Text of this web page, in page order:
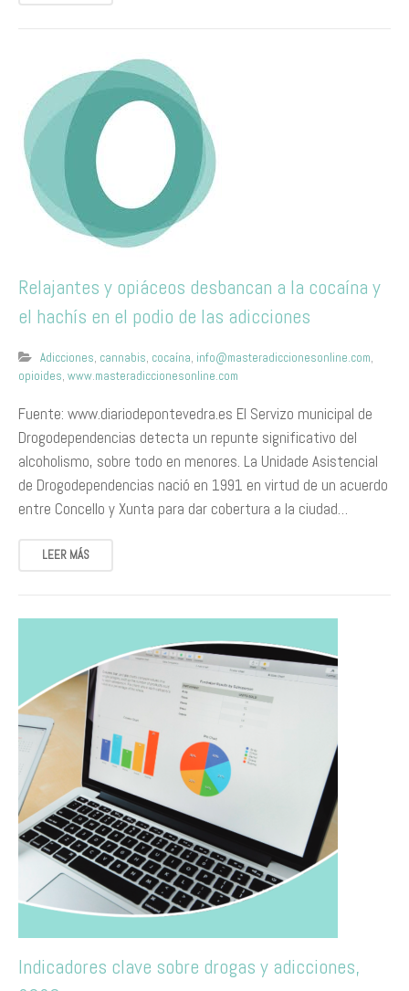
Relajantes y opiáceos desbancan a la cocaína y
el hachís en el podio de las adicciones
Adicciones, cannabis, cocaína, info@masteradiccionesonline.com,
opioides, www.masteradiccionesonline.com
Fuente: www.diariodepontevedra.es El Servizo municipal de
Drogodependencias detecta un repunte significativo del
alcoholismo, sobre todo en menores. La Unidade Asistencial
de Drogodependencias nació en 1991 en virtud de un acuerdo
entre Concello y Xunta para dar cobertura a la ciudad…
LEER MÁS
Indicadores clave sobre drogas y adicciones,